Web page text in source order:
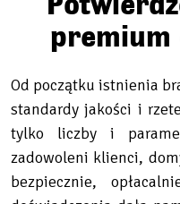
premium
Od początku istnienia
standardy jakości i
tylko liczby i
zadowoleni klienci,
bezpiecznie,